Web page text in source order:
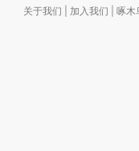
关于我们 加入我们 啄木